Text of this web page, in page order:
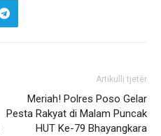
Artikulli tjetër
Meriah! Polres Poso Gelar
Pesta Rakyat di Malam Puncak
HUT Ke-79 Bhayangkara